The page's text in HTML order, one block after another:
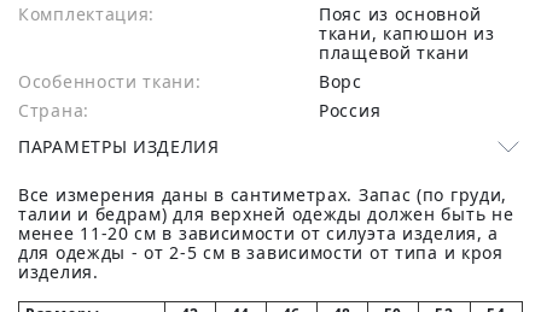
Комплектация:
Пояс из основной
ткани, капюшон из
плащевой ткани
Особенности ткани:
Ворс
Страна:
Россия
ПАРАМЕТРЫ ИЗДЕЛИЯ
Все измерения даны в сантиметрах. Запас (по груди,
талии и бедрам) для верхней одежды должен быть не
менее 11-20 см в зависимости от силуэта изделия, а
для одежды - от 2-5 см в зависимости от типа и кроя
изделия.